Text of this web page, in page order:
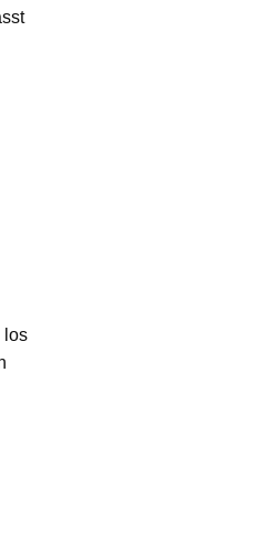
los